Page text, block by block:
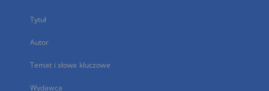
Tytuł
Autor
Temat i słowa kluczowe
Wydawca